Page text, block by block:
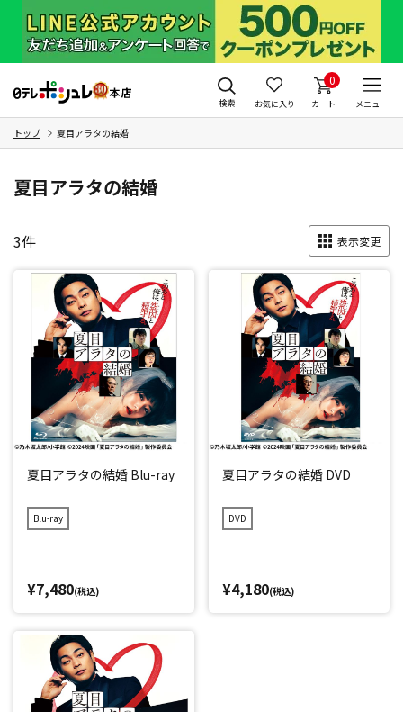
検索 お気に入り
0
カート メニュー
トップ 夏目アラタの結婚
夏目アラタの結婚
3件 表示変更
夏目アラタの結婚 Blu-ray
Blu-ray
¥7,480(税込)
夏目アラタの結婚 DVD
DVD
¥4,180(税込)